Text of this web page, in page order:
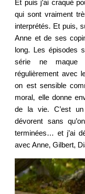
Et puis j’ai craqué
qui sont vraiment
interprétés. Et puis,
Anne et de ses
long. Les épisodes
série ne maque
régulièrement avec
on est sensible
moral, elle donne
de la vie. C’est
dévorent sans
terminées… et j’ai
avec Anne, Gilbert,